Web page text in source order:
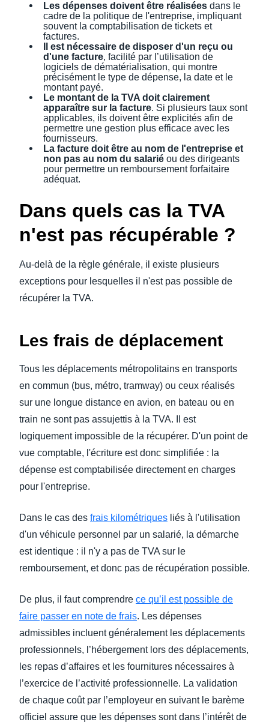
Les dépenses doivent être réalisées dans le
cadre de la politique de l'entreprise, impliquant
souvent la comptabilisation de tickets et
factures.
Il est nécessaire de disposer d'un reçu ou
d'une facture, facilité par l’utilisation de
logiciels de dématérialisation, qui montre
précisément le type de dépense, la date et le
montant payé.
Le montant de la TVA doit clairement
apparaître sur la facture. Si plusieurs taux sont
applicables, ils doivent être explicités afin de
permettre une gestion plus efficace avec les
fournisseurs.
La facture doit être au nom de l'entreprise et
non pas au nom du salarié ou des dirigeants
pour permettre un remboursement forfaitaire
adéquat.
Dans quels cas la TVA
n'est pas récupérable ?
Au-delà de la règle générale, il existe plusieurs
exceptions pour lesquelles il n'est pas possible de
récupérer la TVA.
Les frais de déplacement
Tous les déplacements métropolitains en transports
en commun (bus, métro, tramway) ou ceux réalisés
sur une longue distance en avion, en bateau ou en
train ne sont pas assujettis à la TVA. Il est
logiquement impossible de la récupérer. D'un point de
vue comptable, l'écriture est donc simplifiée : la
dépense est comptabilisée directement en charges
pour l'entreprise.
Dans le cas des frais kilométriques liés à l'utilisation
d'un véhicule personnel par un salarié, la démarche
est identique : il n'y a pas de TVA sur le
remboursement, et donc pas de récupération possible.
De plus, il faut comprendre ce qu’il est possible de
faire passer en note de frais. Les dépenses
admissibles incluent généralement les déplacements
professionnels, l’hébergement lors des déplacements,
les repas d’affaires et les fournitures nécessaires à
l’exercice de l’activité professionnelle. La validation
de chaque coût par l’employeur en suivant le barème
officiel assure que les dépenses sont dans l’intérêt de